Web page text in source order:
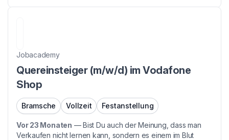
Jobacademy
Quereinsteiger (m/w/d) im Vodafone
Shop
Bramsche Vollzeit Festanstellung
Vor 23 Monaten —Bist Du auch der Meinung, dass man
Verkaufen nicht lernen kann, sondern es einem im Blut